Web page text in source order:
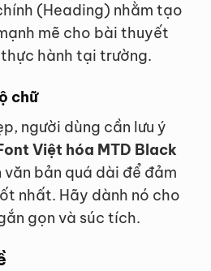
(Heading) nhằm tạo
mẽ cho bài thuyết
hành tại trường.
chữ
người dùng cần lưu ý
Việt hóa MTD Black
bản quá dài để đảm
nhất. Hãy dành nó cho
gọn và súc tích.